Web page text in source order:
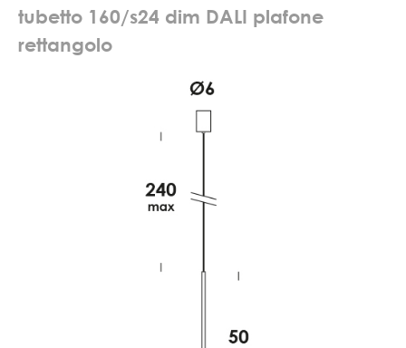
tubetto 160/s24 dim DALI plafone
rettangolo